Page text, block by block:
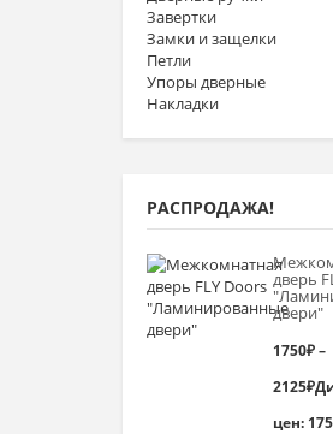
Завертки
Замки и защелки
Петли
Упоры дверные
Накладки
РАСПРОДАЖА!
дверь
двери"
1750₽–
2125₽
цен: